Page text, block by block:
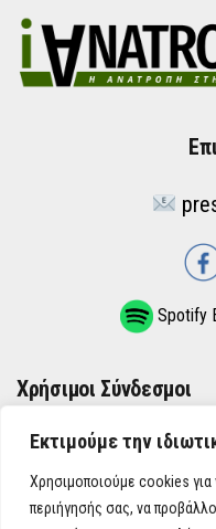
Εκτιμούμε την
Χρησιμοποιούμε cookies για
περιήγησής σας, να
Spotify
Χρήσιμοι Σύνδεσμοι
ΌΡΟΙ ΧΡΉΣΗΣ
ΠΟΛΙΤΙΚΉ ΑΠΟΡΡΉΤΟΥ